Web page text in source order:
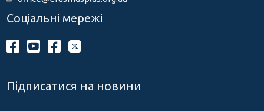
Соціальні мережі
Підписатися на новини